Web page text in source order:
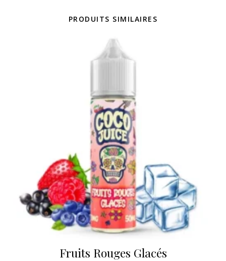
PRODUITS SIMILAIRES
Fruits Rouges Glacés